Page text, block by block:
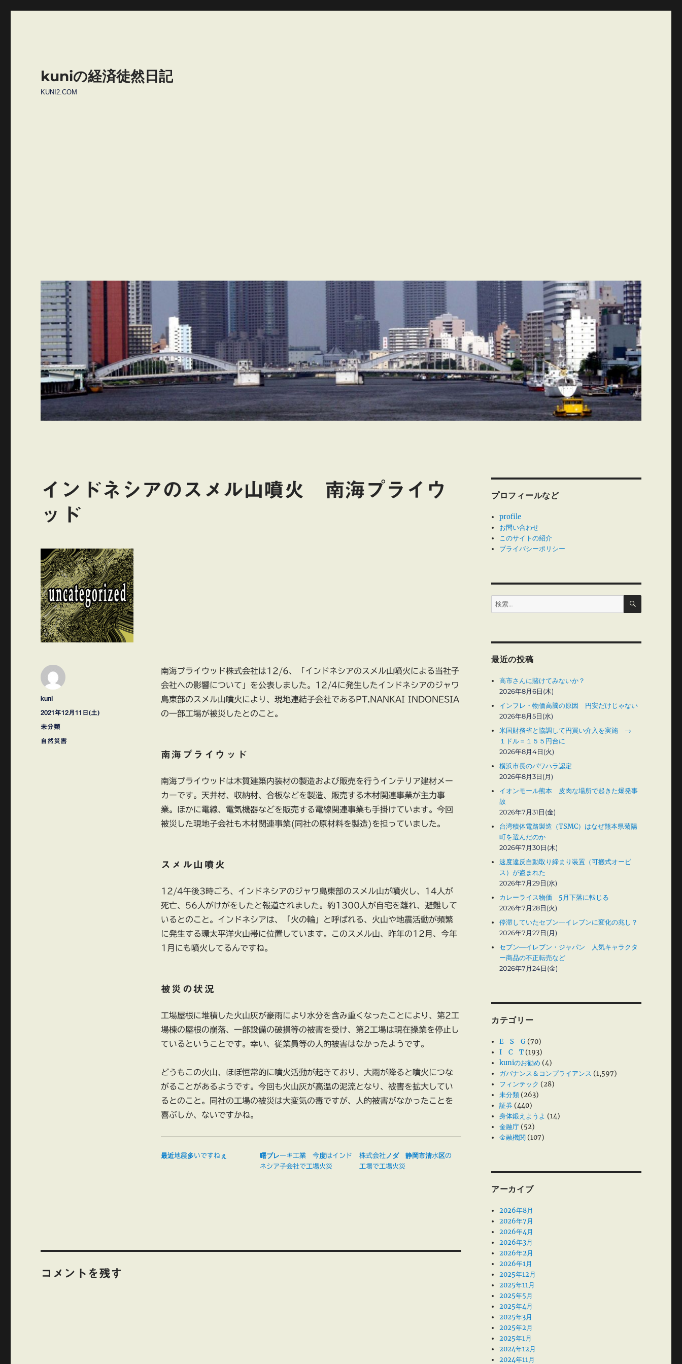
kuniの経済徒然日記
KUNI2.COM
インドネシアのスメル山噴火 南海プライウ
ッド
南海プライウッド株式会社は12/6、「インドネシアのスメル山噴火による当社子
会社への影響について」を公表しました。12/4に発生したインドネシアのジャワ
島東部のスメル山噴火により、現地連結子会社であるPT.NANKAI INDONESIA
の一部工場が被災したとのこと。
南海プライウッド
南海プライウッドは木質建築内装材の製造および販売を行うインテリア建材メー
カーです。天井材、収納材、合板などを製造、販売する木材関連事業が主力事
業。ほかに電線、電気機器などを販売する電線関連事業も手掛けています。今回
被災した現地子会社も木材関連事業(同社の原材料を製造)を担っていました。
スメル山噴火
12/4午後3時ごろ、インドネシアのジャワ島東部のスメル山が噴火し、14人が
死亡、56人がけがをしたと報道されました。約1300人が自宅を離れ、避難して
いるとのこと。インドネシアは、「火の輪」と呼ばれる、火山や地震活動が頻繁
に発生する環太平洋火山帯に位置しています。このスメル山、昨年の12月、今年
1月にも噴火してるんですね。
被災の状況
工場屋根に堆積した火山灰が豪雨により水分を含み重くなったことにより、第2工
場棟の屋根の崩落、一部設備の破損等の被害を受け、第2工場は現在操業を停止し
ているということです。幸い、従業員等の人的被害はなかったようです。
どうもこの火山、ほぼ恒常的に噴火活動が起きており、大雨が降ると噴火につな
がることがあるようです。今回も火山灰が高温の泥流となり、被害を拡大してい
るとのこと。同社の工場の被災は大変気の毒ですが、人的被害がなかったことを
喜ぶしか、ないですかね。
最近地震多いですねぇ
曙ブレーキ工業 今度はインド
ネシア子会社で工場火災
株式会社ノダ 静岡市清水区の
工場で工場火災
投
稿
kuni
投
稿
2021年12月11日(土)
カ
テ
未分類
タ
自然災害
コメントを残す
プロフィールなど
profile
お問い合わせ
このサイトの紹介
プライバシーポリシー
検
索:
検
最近の投稿
高市さんに賭けてみないか？
2026年8月6日(木)
インフレ・物価高騰の原因 円安だけじゃない
2026年8月5日(水)
米国財務省と協調して円買い介入を実施 →
１ドル＝１５５円台に
2026年8月4日(火)
横浜市長のパワハラ認定
2026年8月3日(月)
イオンモール熊本 皮肉な場所で起きた爆発事
故
2026年7月31日(金)
台湾積体電路製造（TSMC）はなぜ熊本県菊陽
町を選んだのか
2026年7月30日(木)
速度違反自動取り締まり装置（可搬式オービ
ス）が盗まれた
2026年7月29日(水)
カレーライス物価 5月下落に転じる
2026年7月28日(火)
停滞していたセブン―イレブンに変化の兆し？
2026年7月27日(月)
セブン―イレブン・ジャパン 人気キャラクタ
ー商品の不正転売など
2026年7月24日(金)
カテゴリー
E S G (70)
I C T (193)
kuniのお勧め (4)
ガバナンス＆コンプライアンス (1,597)
フィンテック (28)
未分類 (263)
証券 (440)
身体鍛えようよ (14)
金融庁 (52)
金融機関 (107)
アーカイブ
2026年8月
2026年7月
2026年4月
2026年3月
2026年2月
2026年1月
2025年12月
2025年11月
2025年5月
2025年4月
2025年3月
2025年2月
2025年1月
2024年12月
2024年11月